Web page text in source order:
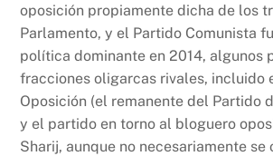
oposición propiamente dicha de los
Parlamento, y el Partido Comunista
política dominante en 2014, algunos
fracciones oligarcas rivales, incluido
Oposición (el remanente del Partido
y el partido en torno al bloguero
Sharij, aunque no necesariamente se